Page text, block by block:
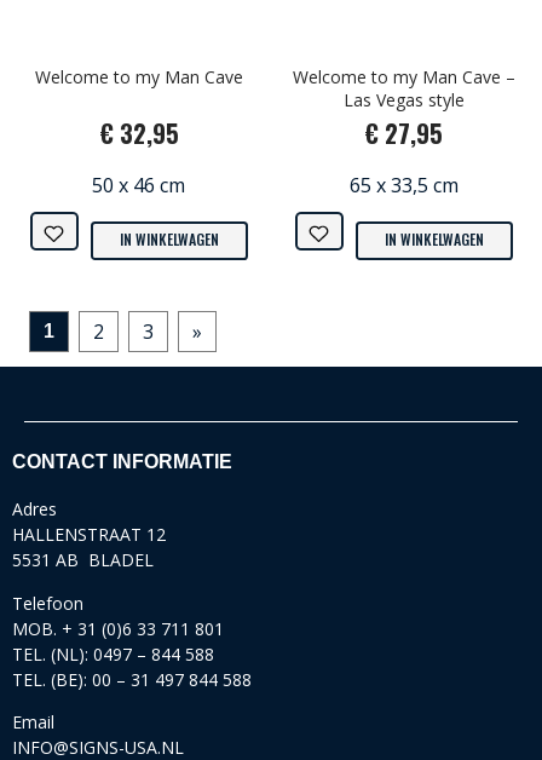
Welcome to my Man Cave
€ 32,95
50 x 46 cm
IN WINKELWAGEN
Welcome to my Man Cave –
Las Vegas style
€ 27,95
65 x 33,5 cm
IN WINKELWAGEN
1 2 3 »
CONTACT INFORMATIE
Adres
HALLENSTRAAT 12
5531 AB BLADEL
Telefoon
MOB. + 31 (0)6 33 711 801
TEL. (NL): 0497 – 844 588
TEL. (BE): 00 – 31 497 844 588
Email
INFO@SIGNS-USA.NL